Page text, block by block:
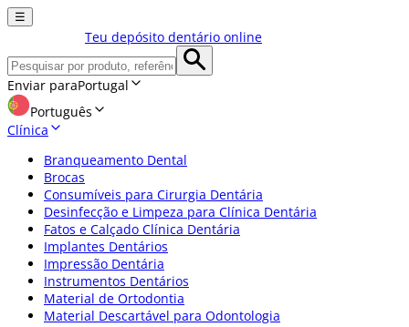
☰
Teu depósito dentário online
Enviar paraPortugal
Português
Clínica
Branqueamento Dental
Brocas
Consumíveis para Cirurgia Dentária
Desinfecção e Limpeza para Clínica Dentária
Fatos e Calçado Clínica Dentária
Implantes Dentários
Impressão Dentária
Instrumentos Dentários
Material de Ortodontia
Material Descartável para Odontologia